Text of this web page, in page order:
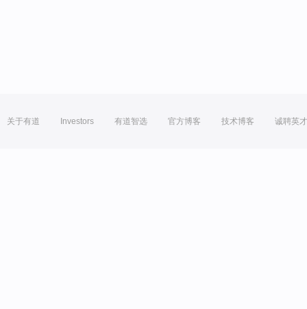
关于有道 Investors 有道智选 官方博客 技术博客 诚聘英才